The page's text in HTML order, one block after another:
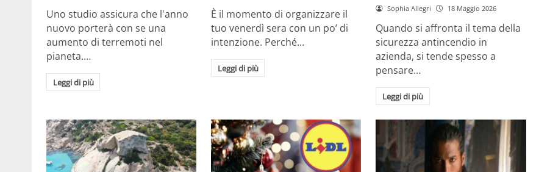
Uno studio assicura che l'anno
nuovo porterà con se una
aumento di terremoti nel
pianeta.…
Leggi di più
È il momento di organizzare il
tuo venerdì sera con un po’ di
intenzione. Perché…
Leggi di più
Sophia Allegri 18 Maggio 2026
Quando si affronta il tema della
sicurezza antincendio in
azienda, si tende spesso a
pensare…
Leggi di più